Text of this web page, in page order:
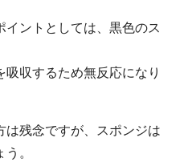
イントとしては、黒色のス
収するため無反応になり
は残念ですが、スポンジは
。